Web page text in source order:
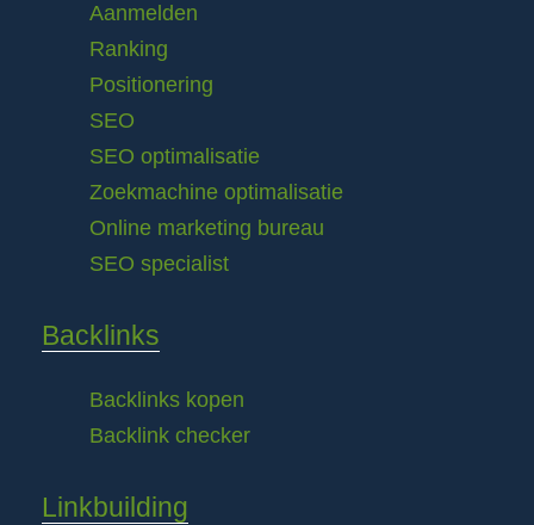
Aanmelden
Ranking
Positionering
SEO
SEO optimalisatie
Zoekmachine optimalisatie
Online marketing bureau
SEO specialist
Backlinks
Backlinks kopen
Backlink checker
Linkbuilding